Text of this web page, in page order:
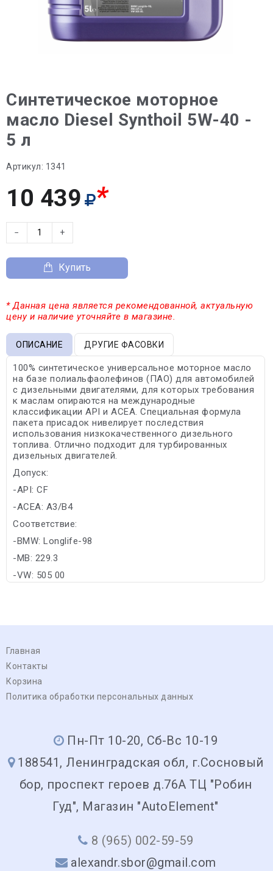
Синтетическое моторное
масло Diesel Synthoil 5W-40 -
5 л
Артикул: 1341
10 439 *
− +
Купить
* Данная цена является рекомендованной, актуальную
цену и наличие уточняйте в магазине.
ОПИСАНИЕ ДРУГИЕ ФАСОВКИ
100% синтетическое универсальное моторное масло
на базе полиальфаолефинов (ПАО) для автомобилей
с дизельными двигателями, для которых требования
к маслам опираются на международные
классификации API и ACEA. Специальная формула
пакета присадок нивелирует последствия
использования низкокачественного дизельного
топлива. Отлично подходит для турбированных
дизельных двигателей.
Допуск:
-API: CF
-ACEA: A3/B4
Соответствие:
-BMW: Longlife-98
-MB: 229.3
-VW: 505 00
Главная
Контакты
Корзина
Политика обработки персональных данных
Пн-Пт 10-20, Сб-Вс 10-19
188541, Ленинградская обл, г.Сосновый
бор, проспект героев д.76А ТЦ "Робин
Гуд", Магазин "AutoElement"
8 (965) 002-59-59
alexandr.sbor@gmail.com